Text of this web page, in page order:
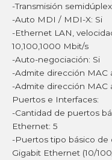
-Transmisión
-Auto MDI / MDI-X: Si
-Ethernet LAN,
10,100,1000 Mbit/s
-Auto-negociación: Si
-Admite dirección MAC
-Admite dirección MAC
Puertos e Interfaces:
-Cantidad de puertos
Ethernet: 5
-Puertos tipo básico de
Gigabit Ethernet (10/